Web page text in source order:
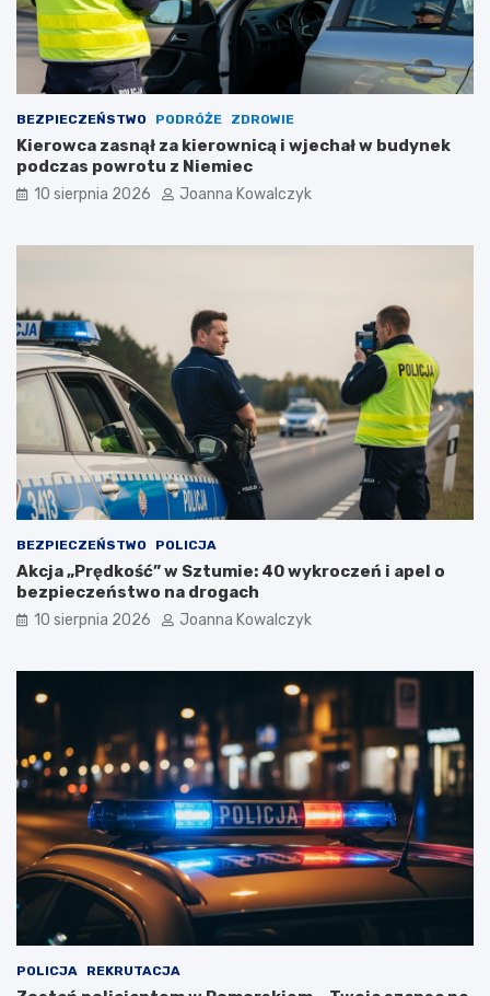
BEZPIECZEŃSTWO PODRÓŻE ZDROWIE
Kierowca zasnął za kierownicą i wjechał w budynek
podczas powrotu z Niemiec
10 sierpnia 2026 Joanna Kowalczyk
BEZPIECZEŃSTWO POLICJA
Akcja „Prędkość” w Sztumie: 40 wykroczeń i apel o
bezpieczeństwo na drogach
10 sierpnia 2026 Joanna Kowalczyk
POLICJA REKRUTACJA